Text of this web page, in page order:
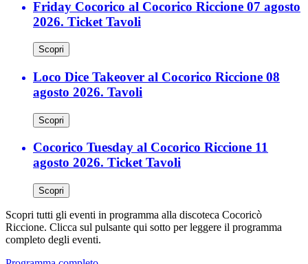
Friday Cocorico al Cocorico Riccione 07 agosto
2026. Ticket Tavoli
Scopri
Loco Dice Takeover al Cocorico Riccione 08
agosto 2026. Tavoli
Scopri
Cocorico Tuesday al Cocorico Riccione 11
agosto 2026. Ticket Tavoli
Scopri
Scopri tutti gli eventi in programma alla discoteca Cocoricò
Riccione. Clicca sul pulsante qui sotto per leggere il programma
completo degli eventi.